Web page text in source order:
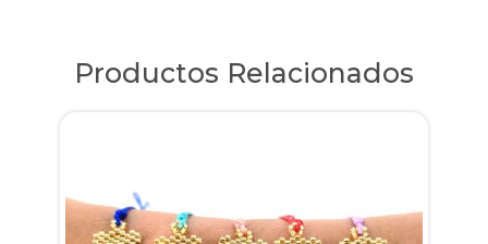
Productos Relacionados